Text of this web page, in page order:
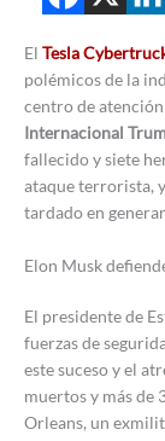
El Tesla
polémicos de la
centro de
Internacional
fallecido y siete
ataque terrorista,
tardado en
Elon Musk
El presidente de
fuerzas de
este suceso y el
muertos y más de
Orleans, un